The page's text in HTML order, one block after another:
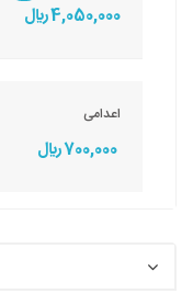
4,050,000 ريال
اعدامی
700,000 ريال